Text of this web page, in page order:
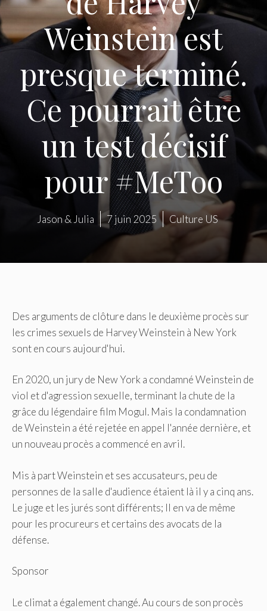
Weinstein est
presque terminé.
Ce pourrait être
un test décisif
pour #MeToo
Jason & Julia 7 juin 2025 Culture US
Des arguments de clôture dans le deuxième procès sur
les crimes sexuels de Harvey Weinstein à New York
sont en cours aujourd'hui.
En 2020, un jury de New York a condamné Weinstein de
viol et d'agression sexuelle, terminant la chute de la
grâce du légendaire film Mogul. Mais la condamnation
de Weinstein a été rejetée en appel l'année dernière, et
un nouveau procès a commencé en avril.
Mis à part Weinstein et ses accusateurs, peu de
personnes de la salle d'audience étaient là il y a cinq ans.
Le juge et les jurés sont différents; Il en va de même
pour les procureurs et certains des avocats de la
défense.
Sponsor
Le climat a également changé. Au cours de son procès